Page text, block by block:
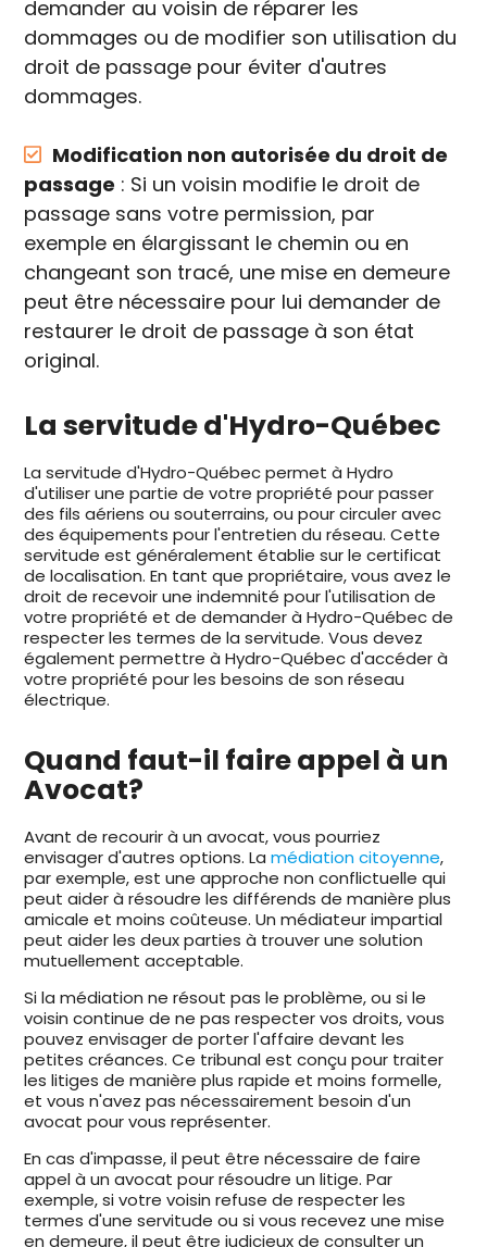
demander au voisin de réparer les
dommages ou de modifier son utilisation du
droit de passage pour éviter d'autres
dommages.
Modification non autorisée du droit de
passage : Si un voisin modifie le droit de
passage sans votre permission, par
exemple en élargissant le chemin ou en
changeant son tracé, une mise en demeure
peut être nécessaire pour lui demander de
restaurer le droit de passage à son état
original.
La servitude d'Hydro-Québec
La servitude d'Hydro-Québec permet à Hydro
d'utiliser une partie de votre propriété pour passer
des fils aériens ou souterrains, ou pour circuler avec
des équipements pour l'entretien du réseau. Cette
servitude est généralement établie sur le certificat
de localisation. En tant que propriétaire, vous avez le
droit de recevoir une indemnité pour l'utilisation de
votre propriété et de demander à Hydro-Québec de
respecter les termes de la servitude. Vous devez
également permettre à Hydro-Québec d'accéder à
votre propriété pour les besoins de son réseau
électrique.
Quand faut-il faire appel à un
Avocat?
Avant de recourir à un avocat, vous pourriez
envisager d'autres options. Lamédiation citoyenne,
par exemple, est une approche non conflictuelle qui
peut aider à résoudre les différends de manière plus
amicale et moins coûteuse. Un médiateur impartial
peut aider les deux parties à trouver une solution
mutuellement acceptable.
Si la médiation ne résout pas le problème, ou si le
voisin continue de ne pas respecter vos droits, vous
pouvez envisager de porter l'affaire devant les
petites créances. Ce tribunal est conçu pour traiter
les litiges de manière plus rapide et moins formelle,
et vous n'avez pas nécessairement besoin d'un
avocat pour vous représenter.
En cas d'impasse, il peut être nécessaire de faire
appel à un avocat pour résoudre un litige. Par
exemple, si votre voisin refuse de respecter les
termes d'une servitude ou si vous recevez une mise
en demeure, il peut être judicieux de consulter un